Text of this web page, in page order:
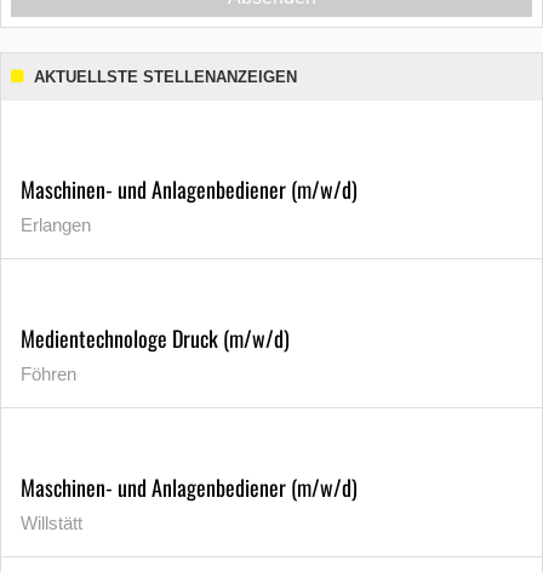
AKTUELLSTE STELLENANZEIGEN
Maschinen- und Anlagenbediener (m/w/d)
Erlangen
Medientechnologe Druck (m/w/d)
Föhren
Maschinen- und Anlagenbediener (m/w/d)
Willstätt